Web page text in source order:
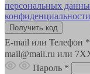
персональных
конфиденциальности
E-mail или Телефон *
mail@mail.ru или
Пароль *